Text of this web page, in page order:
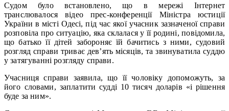
Судом було встановлено, що в мережі Інтернет
транслювалося відео прес-конференції Міністра юстиції
України в місті Одесі, під час якої учасник зазначеної справи
розповіла про ситуацію, яка склалася у її родині, повідомила,
що батько її дітей забороняє їй бачитись з ними, судовий
розгляд справи триває дев’ять місяців, та звинуватила суддю
у затягуванні розгляду справи.
Учасниця справи заявила, що її чоловіку допоможуть, за
його словами, заплатити судді 10 тисяч доларів «і рішення
буде за ним».